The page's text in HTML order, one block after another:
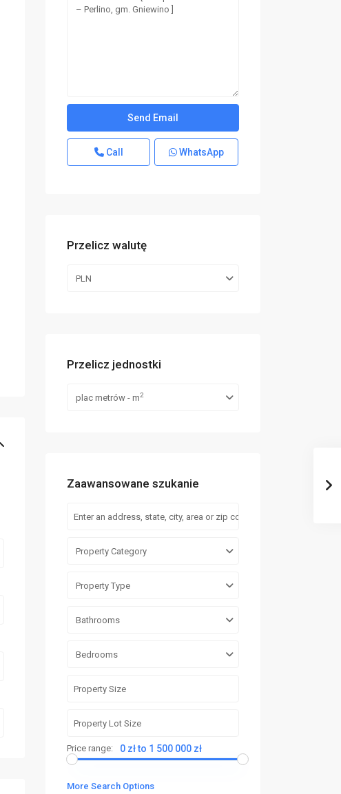
Call WhatsApp
Przelicz walutę
PLN
Przelicz jednostki
plac metrów - m2
Zaawansowane szukanie
Property Category
Property Type
Bathrooms
Bedrooms
Price range: 0 zł to 1 500 000 zł
More Search Options